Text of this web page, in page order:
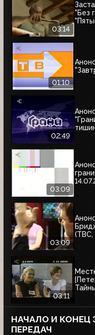
03:14
"Без
01:10
02:49
03:09
03:09
(ТВС,
03:11
НАЧАЛО И КОНЕЦ
ПЕРЕДАЧ